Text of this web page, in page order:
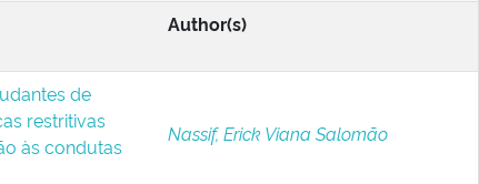
Author(s)
de
restritivas
às condutas
Nassif, Erick Viana Salomão